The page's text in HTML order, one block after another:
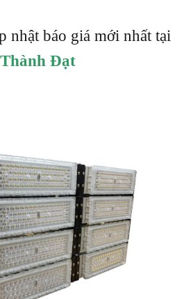
nhật báo giá mới nhất tại
Đạt